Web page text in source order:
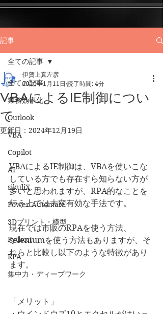
記事
全ての記事
業務効率化
Outlook
VBA
Copilot
AI
sikuliX
Power Automate
3Dプリント・模型
Python
RPA
集中力・ディープワーク
全ての記事
VBAによるIE制御につい
て
伊賀上真左彦
2020年1月11日 読了時間: 4分
更新日： 2024年12月19日
VBAによるIE制御は、VBAを使いこな
している方でも存在すら知らない方が
多いと思われますが、RPA的なことを
行う上では大変有効な手法です。
​現在では市販のRPAを使う方法、
seleniumを使う方法もありますが、そ
れらと比較し以下のような特徴があり
ます。
「メリット」